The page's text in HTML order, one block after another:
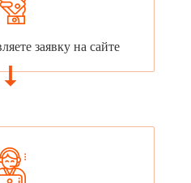
заявку на сайте